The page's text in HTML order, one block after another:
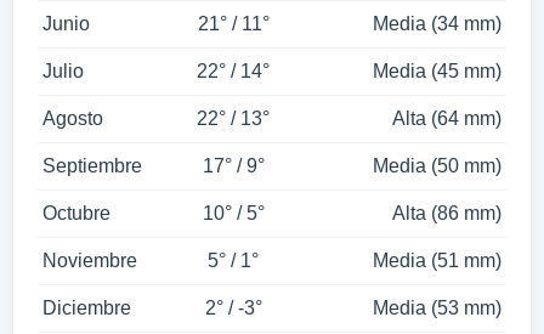
Junio 21° / 11° Media (34 mm)
Julio 22° / 14° Media (45 mm)
Agosto 22° / 13° Alta (64 mm)
Septiembre 17° / 9° Media (50 mm)
Octubre 10° / 5° Alta (86 mm)
Noviembre 5° / 1° Media (51 mm)
Diciembre 2° / -3° Media (53 mm)